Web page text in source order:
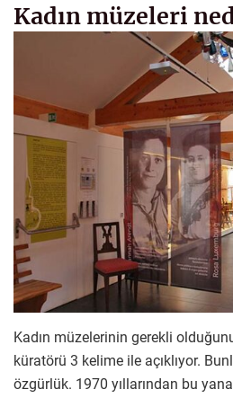
Kadın müzeleri
Kadın müzelerinin gerekli
küratörü 3 kelime ile açıklıyor.
özgürlük. 1970 yıllarından bu